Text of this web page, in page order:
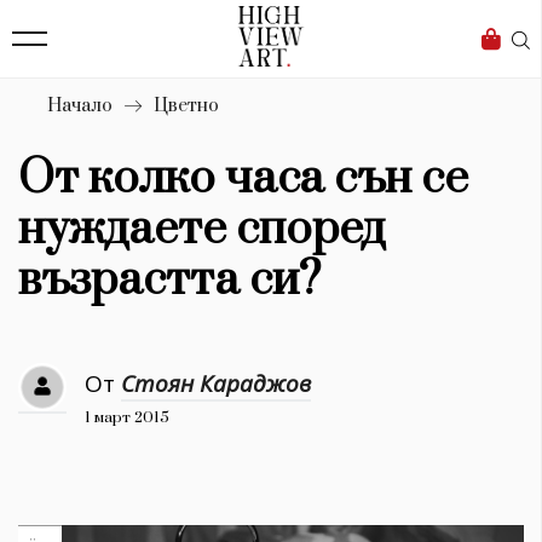
Бизнес
Мода
Dialogue
Изкуство
4340
Красота
Дизайн
Книги
Начало Цветно
От колко часа сън се
нуждаете според
възрастта си?
От Стоян Караджов
1 март 2015